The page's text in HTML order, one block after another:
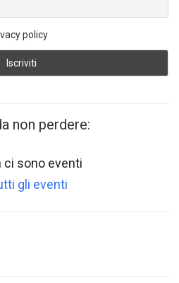
policy
non perdere:
ci sono eventi
gli eventi